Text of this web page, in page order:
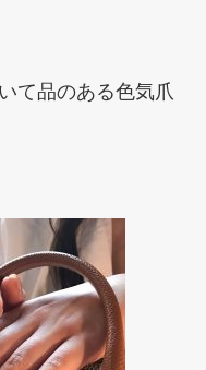
て品のある色気爪